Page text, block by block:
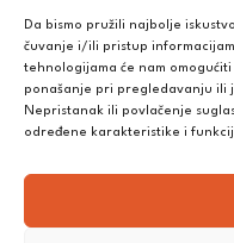
Da bismo pružili najbolje
čuvanje i/ili pristup
tehnologijama će nam
ponašanje pri pregledavanju ili
Nepristanak ili povlačenje
određene karakteristike i
Plaćanje:
Bankovna transakcija,